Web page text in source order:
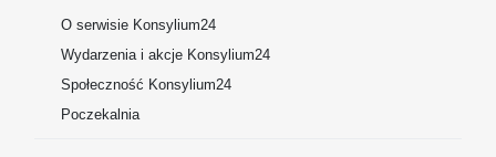
O serwisie Konsylium24
Wydarzenia i akcje Konsylium24
Społeczność Konsylium24
Poczekalnia